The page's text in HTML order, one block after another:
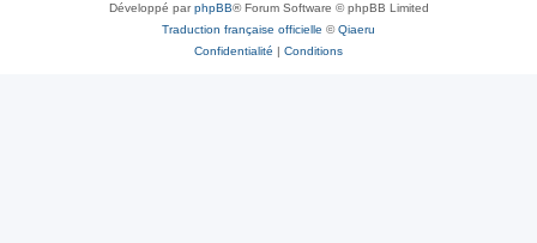
Développé parphpBB® Forum Software © phpBB Limited
Traduction française officielle ©Qiaeru
Confidentialité | Conditions